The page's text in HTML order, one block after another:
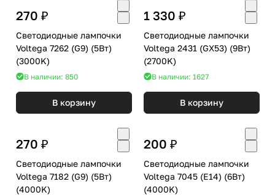
270 ₽
Светодиодные лампочки
Voltega 7262 (G9) (5Вт)
(3000K)
В наличии: 850
В корзину
1 330 ₽
Светодиодные лампочки
Voltega 2431 (GX53) (9Вт)
(2700K)
В наличии: 1627
В корзину
270 ₽
Светодиодные лампочки
Voltega 7182 (G9) (5Вт)
(4000K)
200 ₽
Светодиодные лампочки
Voltega 7045 (E14) (6Вт)
(4000K)